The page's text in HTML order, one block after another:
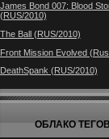
James Bond 007: Blood
(RUS/2010)
The Ball (RUS/2010)
Front Mission Evolved
DeathSpank (RUS/2010)
ОБЛАКО ТЕГОВ